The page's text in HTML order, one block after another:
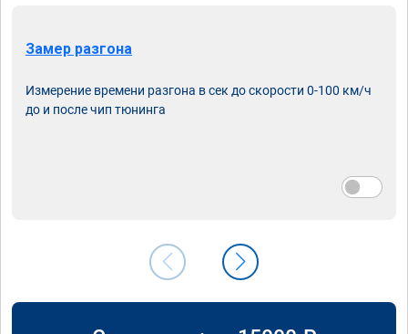
Замер разгона
Измерение времени разгона в сек до скорости 0-100 км/ч
до и после чип тюнинга